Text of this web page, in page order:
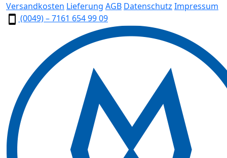
Versandkosten Lieferung AGB Datenschutz Impressum
(0049) – 7161 654 99 09